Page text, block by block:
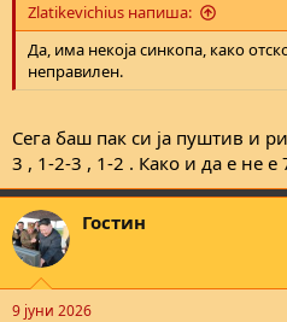
Zlatikevichius напиша:
Да, има некоја синкопа, како
неправилен.
Сега баш пак си ја пуштив и
3 , 1-2-3 , 1-2 . Како и да е не е
Гостин
9 јуни 2026